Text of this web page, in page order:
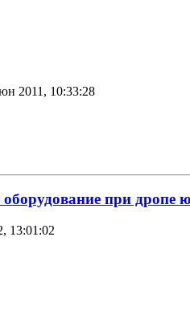
2011, 10:33:28
при дропе
13:01:02